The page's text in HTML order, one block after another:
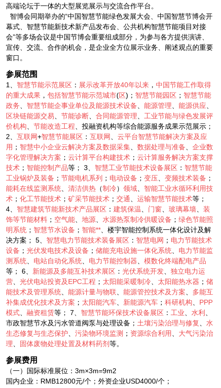
高端论坛于一体的大型展览展示与交流合作平台。
智博会同期举办的“中国智慧节能绿色发展大会、中国智慧节博会开
幕式、智慧节能新技术新产品发布会、公共机构智慧节能项目对接
会”等多场会议是中国节博会重要组成部分，为参与各方提供演讲、
宣传、交流、合作的机会，是企业全方位展示业务、阐述观点的重要
窗口。
参展范围
1、 智慧节能示范展区 ： 展示改革开放40年以来 ， 中国节能工作取得
的重大成果 ， 包括智慧节能示范城市(区)； 智慧节能园区 ； 智慧节能
政务
智慧节能企事业单位及能源技术设备 能源管理 能源供应
区块链能源交易
节能诊断 合同能源管理
工业节能与绿色发展评
价机构
节能改造工程 、投融资机构等综合能源服务成果示范展示；
2、 互联网+智慧节能展区 ： 互联网
云平台智慧节能解决方案及应
用 ； 智慧中小企业云解决方案及数据采集 数据处理与准备
企业数
字化管理解决方案 ； 云计算平台构建技术 ； 云计算服务解决方案支撑
技术 ； 智能控制产品等； 3、 智慧工业节能技术设备展区 ： 智慧节能
工业锅炉及装备 ； 节能电机系列 ； 电动设备 ； 变压 变频技术装备 ；
能耗在线监测系统
清洁供热 （制冷） 领域
智能工业水循环利用技
术 ； 化工节能技术 ； 矿采节能技术 ； 交通 运输智慧节能技术等；
4、 智慧建筑节能新技术产品展区 ： 建筑保温 门窗 玻璃幕墙
装
饰等节能材料 ； 空气能 地源 水源热泵制冷供暖设备 ； 绿色节能照
明系统 ； 智慧节水设备 ； 智能** 、楼宇智能控制系统一体化设计及解
决方案； 5、 智慧电力节能技术装备展区 ： 智慧电网 ； 电力节能技术
设备 ； 光伏发电技术及设备 ； 储能充电设施一体化系统
电力节能监
测系统
电站自动化系统 电力节能控制器
模数化终端配电产品
等； 6、 新能源及多能互补技术展区 ： 光伏系统开发
独立电力运
营
光伏电站投资及EPC工程 ； 太阳能采暖制冷 太阳能热水器 ； 储
能技术及管理系统
能源计量与物联 能源管控技术及方案
多能互
补集成优化技术及方案 ； 太阳能汽车 新能源汽车 ； 科研机构
PPP
模式
融资租赁等； 7、 智慧节能环保技术设备展区 ： 工业 水利
市政智慧节水及污水管道阀泵与处理设备； 土壤污染治理与修复
水
生态修复与生态保护
污染物环境监测 ； 资源综合利用
大气污染治
理
固体废物处理处置及材料药剂等。
参展费用
（一）国际标准展位：3m×3m=9m2
国内企业：RMB12800元/个；外资企业USD4000/个；